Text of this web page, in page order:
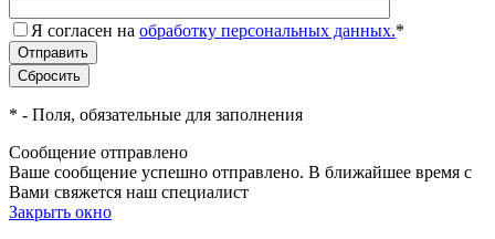
Я согласен наобработку персональных данных.*
- Поля, обязательные для заполнения
Сообщение отправлено
Ваше сообщение успешно отправлено. В ближайшее время с
Вами свяжется наш специалист
Закрыть окно